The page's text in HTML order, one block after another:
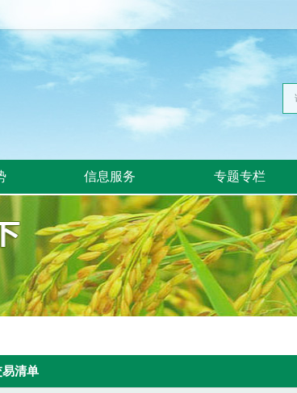
信息服务 专题专栏
易清单